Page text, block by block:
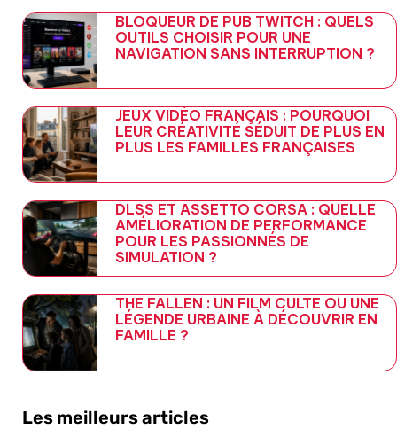
BLOQUEUR DE PUB TWITCH : QUELS
OUTILS CHOISIR POUR UNE
NAVIGATION SANS INTERRUPTION ?
JEUX VIDÉO FRANÇAIS : POURQUOI
LEUR CRÉATIVITÉ SÉDUIT DE PLUS EN
PLUS LES FAMILLES FRANÇAISES
DLSS ET ASSETTO CORSA : QUELLE
AMÉLIORATION DE PERFORMANCE
POUR LES PASSIONNÉS DE
SIMULATION ?
THE FALLEN : UN FILM CULTE OU UNE
LÉGENDE URBAINE À DÉCOUVRIR EN
FAMILLE ?
Les meilleurs articles